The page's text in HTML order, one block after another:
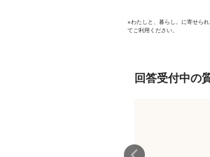
※わたしと、暮らし。 に寄せら
てご利用ください。
回答受付中の